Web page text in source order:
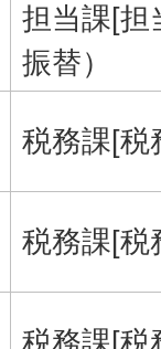
担当課[担
振替）
税務課[税
税務課[税
税務課[税